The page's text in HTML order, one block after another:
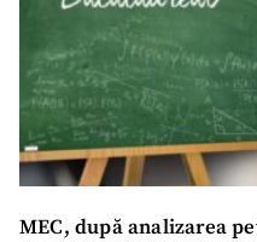
MEC, după analizarea